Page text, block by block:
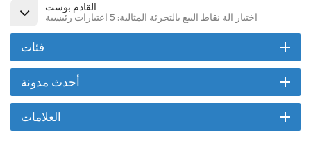
القادم بوست
اختيار آلة نقاط البيع بالتجزئة المثالية: 5 اعتبارات رئيسية
فئات
أحدث مدونة
العلامات